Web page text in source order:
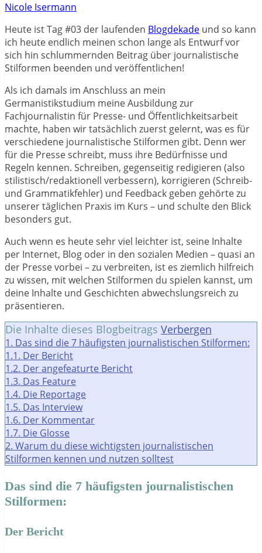
Nicole Isermann
Heute ist Tag #03 der laufenden Blogdekade und so kann
ich heute endlich meinen schon lange als Entwurf vor
sich hin schlummernden Beitrag über journalistische
Stilformen beenden und veröffentlichen!
Als ich damals im Anschluss an mein
Germanistikstudium meine Ausbildung zur
Fachjournalistin für Presse- und Öffentlichkeitsarbeit
machte, haben wir tatsächlich zuerst gelernt, was es für
verschiedene journalistische Stilformen gibt. Denn wer
für die Presse schreibt, muss ihre Bedürfnisse und
Regeln kennen. Schreiben, gegenseitig redigieren (also
stilistisch/redaktionell verbessern), korrigieren (Schreib-
und Grammatikfehler) und Feedback geben gehörte zu
unserer täglichen Praxis im Kurs – und schulte den Blick
besonders gut.
Auch wenn es heute sehr viel leichter ist, seine Inhalte
per Internet, Blog oder in den sozialen Medien – quasi an
der Presse vorbei – zu verbreiten, ist es ziemlich hilfreich
zu wissen, mit welchen Stilformen du spielen kannst, um
deine Inhalte und Geschichten abwechslungsreich zu
präsentieren.
Die Inhalte dieses Blogbeitrags Verbergen
1. Das sind die 7 häufigsten journalistischen Stilformen:
1.1. Der Bericht
1.2. Der angefeaturte Bericht
1.3. Das Feature
1.4. Die Reportage
1.5. Das Interview
1.6. Der Kommentar
1.7. Die Glosse
2. Warum du diese wichtigsten journalistischen
Stilformen kennen und nutzen solltest
Das sind die 7 häufigsten journalistischen
Stilformen:
Der Bericht